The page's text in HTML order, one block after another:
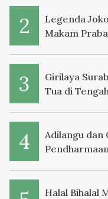
Legenda
Makam
Girilaya
Tua di
Adilangu
Halal Bihalal